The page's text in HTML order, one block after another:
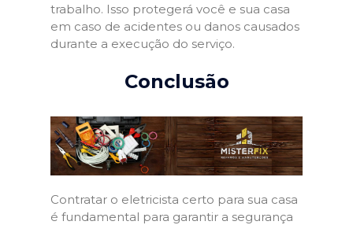
trabalho. Isso protegerá você e sua casa
em caso de acidentes ou danos causados
durante a execução do serviço.
Conclusão
Contratar o eletricista certo para sua casa
é fundamental para garantir a segurança